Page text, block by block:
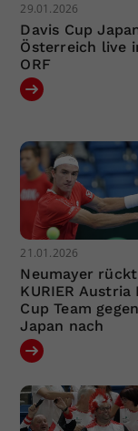
29.01.2026
Davis Cup
Österreich live
ORF
21.01.2026
Neumayer
KURIER Austria
Cup Team gegen
Japan nach